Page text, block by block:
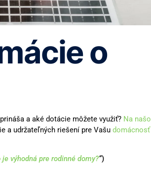
o
a aké dotácie môžete využiť? Na
a udržateľných riešení pre Vašu domácnosť
výhodná pre rodinné domy?“)